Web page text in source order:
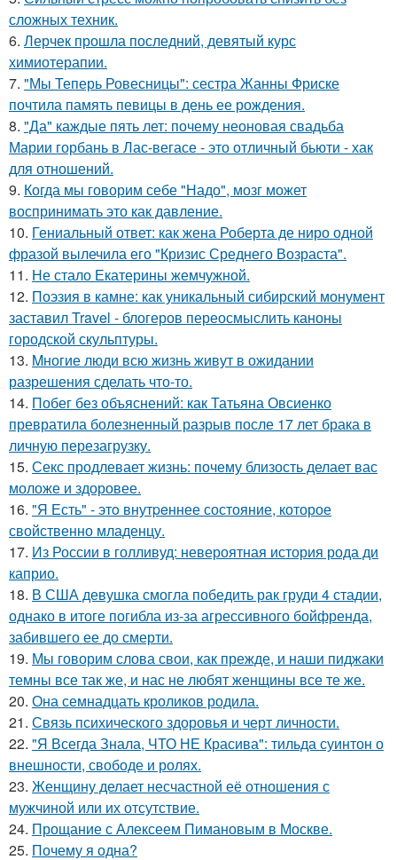
сложных техник.
6. Лерчек прошла последний, девятый курс
химиотерапии.
7. "Мы Теперь Ровесницы": сестра Жанны Фриске
почтила память певицы в день ее рождения.
8. "Да" каждые пять лет: почему неоновая свадьба
Марии горбань в Лас-вегасе - это отличный бьюти - хак
для отношений.
9. Когда мы говорим себе "Надо", мозг может
воспринимать это как давление.
10. Гениальный ответ: как жена Роберта де ниро одной
фразой вылечила его "Кризис Среднего Возраста".
11. Не стало Екатерины жемчужной.
12. Поэзия в камне: как уникальный сибирский монумент
заставил Travel - блогеров переосмыслить каноны
городской скульптуры.
13. Mногие люди всю жизнь живут в ожидании
разрешения сделать что-то.
14. Побег без объяснений: как Татьяна Овсиенко
превратила болезненный разрыв после 17 лет брака в
личную перезагрузку.
15. Секс продлевает жизнь: почему близость делает вас
моложе и здоровее.
16. "Я Есть" - этo внутpeннее состояние, которое
свойственно младенцу.
17. Из России в голливуд: невероятная история рода ди
каприо.
18. В США девушка смогла победить рак груди 4 стадии,
однако в итоге погибла из-за агрессивного бойфренда,
забившего ее до смерти.
19. Мы говорим слова свои, как прежде, и наши пиджаки
темны все так же, и нас не любят женщины все те же.
20. Она семнадцать кроликов родила.
21. Связь психического здоровья и черт личности.
22. "Я Всегда Знала, ЧТО НЕ Красива": тильда суинтон о
внешности, свободе и ролях.
23. Женщину делает несчастной её отношения с
мужчиной или их отсутствие.
24. Прощание с Алексеем Пимановым в Москве.
25. Почему я одна?